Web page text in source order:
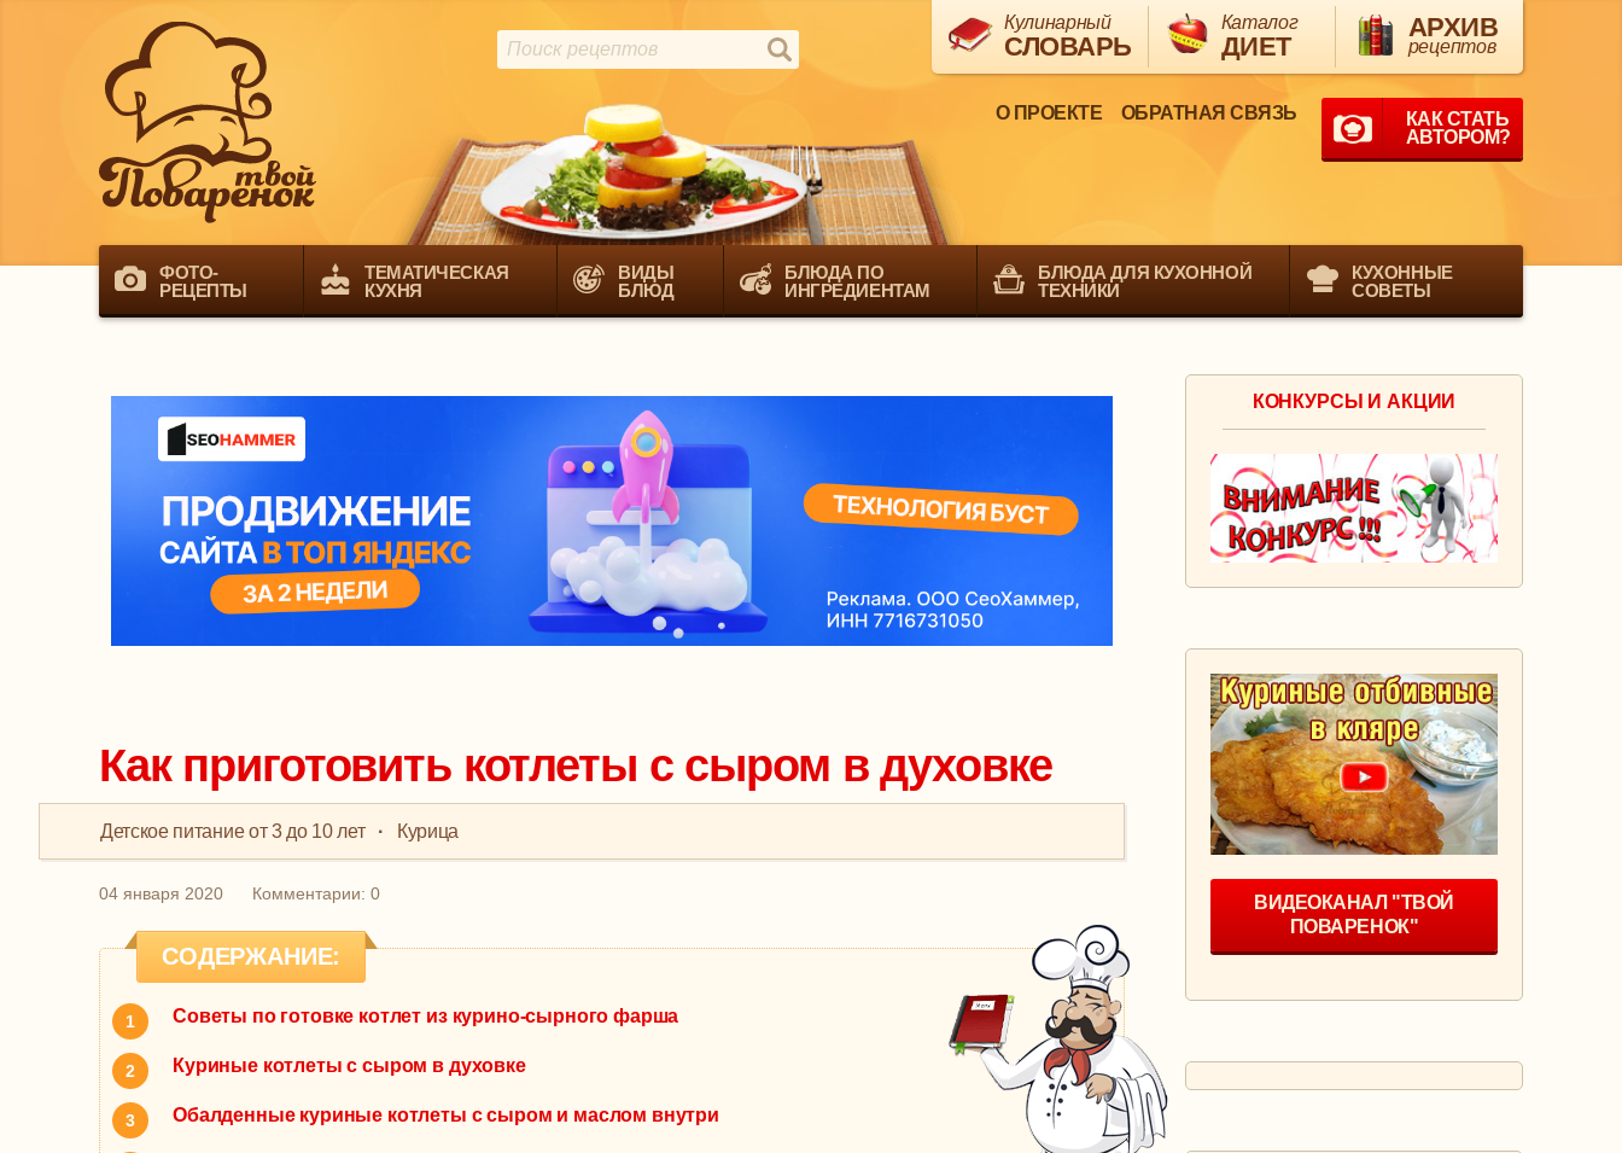
Кулинарный
СЛОВАРЬ
Каталог
ДИЕТ
АРХИВ
рецептов
КАК СТАТЬ
АВТОРОМ?
ОБРАТНАЯ СВЯЗЬ
О ПРОЕКТЕ
ФОТО-
РЕЦЕПТЫ
ТЕМАТИЧЕСКАЯ
КУХНЯ
ВИДЫ
БЛЮД
БЛЮДА ПО
ИНГРЕДИЕНТАМ
КУХОННЫЕ
СОВЕТЫ
БЛЮДА ДЛЯ КУХОННОЙ
ТЕХНИКИ
Как приготовить котлеты с сыром в духовке
Детское питание от 3 до 10 лет · Курица
04 января 2020 Комментарии: 0
СОДЕРЖАНИЕ:
Советы по готовке котлет из курино-сырного фарша
Куриные котлеты с сыром в духовке
Обалденные куриные котлеты с сыром и маслом внутри
КОНКУРСЫ И АКЦИИ
ВИДЕОКАНАЛ "ТВОЙ
ПОВАРЕНОК"